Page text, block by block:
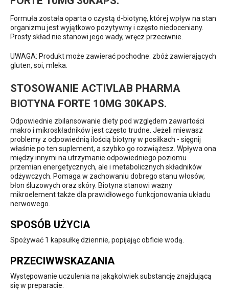
Formuła została oparta o czystą d-biotynę, której wpływ na stan
organizmu jest wyjątkowo pozytywny i często niedoceniany.
Prosty skład nie stanowi jego wady, wręcz przeciwnie.
UWAGA: Produkt może zawierać pochodne: zbóż zawierających
gluten, soi, mleka.
STOSOWANIE ACTIVLAB PHARMA
BIOTYNA FORTE 10MG 30KAPS.
Odpowiednie zbilansowanie diety pod względem zawartości
makro i mikroskładników jest często trudne. Jeżeli miewasz
problemy z odpowiednią ilością biotyny w posiłkach - sięgnij
właśnie po ten suplement, a szybko go rozwiążesz. Wpływa ona
między innymi na utrzymanie odpowiedniego poziomu
przemian energetycznych, ale i metabolicznych składników
odżywczych. Pomaga w zachowaniu dobrego stanu włosów,
błon śluzowych oraz skóry. Biotyna stanowi ważny
mikroelement także dla prawidłowego funkcjonowania układu
nerwowego.
SPOSÓB UŻYCIA
Spożywać 1 kapsułkę dziennie, popijając obficie wodą.
PRZECIWWSKAZANIA
Występowanie uczulenia na jakąkolwiek substancję znajdującą
się w preparacie.